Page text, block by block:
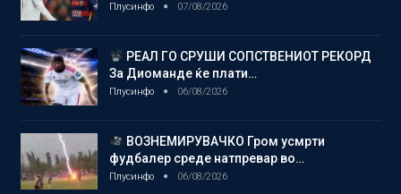
Плусинфо 07/08/2026
РЕАЛ ГО СРУШИ СОПСТВЕНИОТ РЕКОРД
За Диоманде ќе плати…
Плусинфо 06/08/2026
ВОЗНЕМИРУВАЧКО Гром усмрти
фудбалер среде натпревар во…
Плусинфо 06/08/2026